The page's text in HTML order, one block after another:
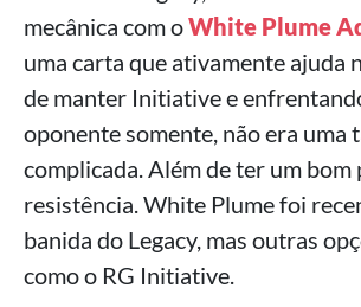
mecânica com oWhite Plume
uma carta que ativamente ajuda
de manter Initiative e
oponente somente, não era uma
complicada. Além de ter um bom
resistência. White Plume foi
banida do Legacy, mas outras
como o RG Initiative.